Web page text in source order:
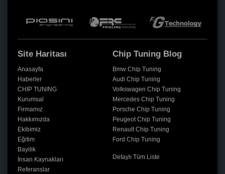
Site Haritası
Anasayfa
Haberler
CHIP TUNING
Kurumsal
Firmamız
Hakkımızda
Ekibimiz
Eğitim
Bayilik
İnsan Kaynakları
Referanslar
Chip Tuning Blog
Bmw Chip Tuning
Audi Chip Tuning
Volkswagen Chip Tuning
Mercedes Chip Tuning
Porsche Chip Tuning
Peugeot Chip Tuning
Renault Chip Tuning
Ford Chip Tuning
Detaylı Tüm Liste